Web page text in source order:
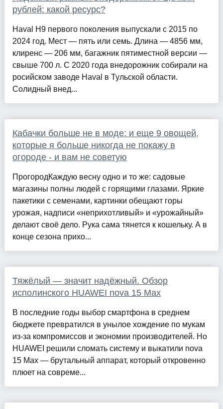
рублей: какой ресурс?
Haval H9 первого поколения выпускали с 2015 по
2024 год. Мест — пять или семь. Длина — 4856 мм,
клиренс — 206 мм, багажник пятиместной версии —
свыше 700 л. С 2020 года внедорожник собирали на
росийском заводе Haval в Тульской области.
Солидный внед...
Кабачки больше не в моде: и еще 9 овощей,
которые я больше никогда не покажу в
огороде - и вам не советую
ПрогородКаждую весну одно и то же: садовые
магазины полны людей с горящими глазами. Яркие
пакетики с семенами, картинки обещают горы
урожая, надписи «неприхотливый» и «урожайный»
делают своё дело. Рука сама тянется к кошельку. А в
конце сезона прихо...
Тяжёлый — значит надёжный. Обзор
исполинского HUAWEI nova 15 Max
В последние годы выбор смартфона в среднем
бюджете превратился в унылое хождение по мукам
из-за компромиссов и экономии производителей. Но
HUAWEI решили сломать систему и выкатили nova
15 Max — брутальный аппарат, который откровенно
плюет на совреме...